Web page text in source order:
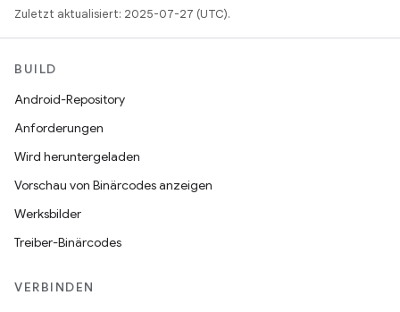
Zuletzt aktualisiert: 2025-07-27 (UTC).
BUILD
Android-Repository
Anforderungen
Wird heruntergeladen
Vorschau von Binärcodes anzeigen
Werksbilder
Treiber-Binärcodes
VERBINDEN